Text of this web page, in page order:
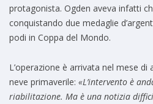
protagonista. Ogden aveva infatti
conquistando due medaglie
podi in Coppa del Mondo.
L’operazione è arrivata nel mese
neve primaverile: «L’intervento è
riabilitazione. Ma è una notizia